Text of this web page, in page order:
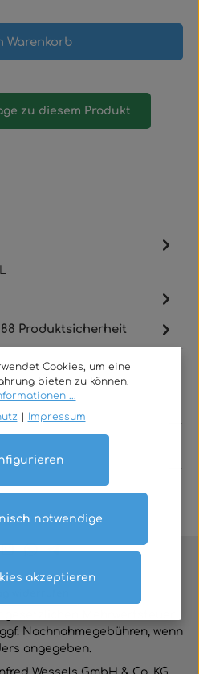
Warenkorb
zu diesem Produkt
Produktsicherheit
Nachnahmegebühren, wenn
angegeben.
Cookies, um eine
bieten zu können.
...
Impressum
notwendige
akzeptieren